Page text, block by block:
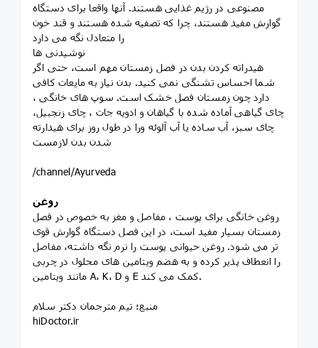
مصنوعی در رژیم غذایی هستند. آنها واقعا برای دستگاه
گوارش مفید هستند، چرا که تصفیه شده هستند و قند خون
را متعادل نگه می دارد
نوشیدنی ها
هیدراته کردن بدن در فصل زمستان مهم است، حتی اگر
شما احساس تشنگی نمی کنید. بدن نیاز به مایعات کافی
دارد چون زمستان فصل خشک است. سوپ های خانگی ،
چای گیاهی آماده شده با گیاهان و ادویه جات ، چای زنجبیل،
چای سبز، آب ساده یا آب آلوئه ورا در طول روز برای هیدارته
شدن بدن لازمست
/channel/Ayurveda
روغن
روغن خانگی برای پوست ، مفاصل و مغز به خصوص در فصل
زمستان بسیار مفید است، در این فصل دستگاه گوارش قوی
تر می شود. روغن حیوانی پوست را نرم نگه داشته، مفاصل
را انعطاف پذیر کرده و به هضم ویتامین های محلول در چربی
مانند ویتامین A، K، D و E کمک می کند.
منبع؛ تيم مترجمان دكتر سلام
hiDoctor.ir